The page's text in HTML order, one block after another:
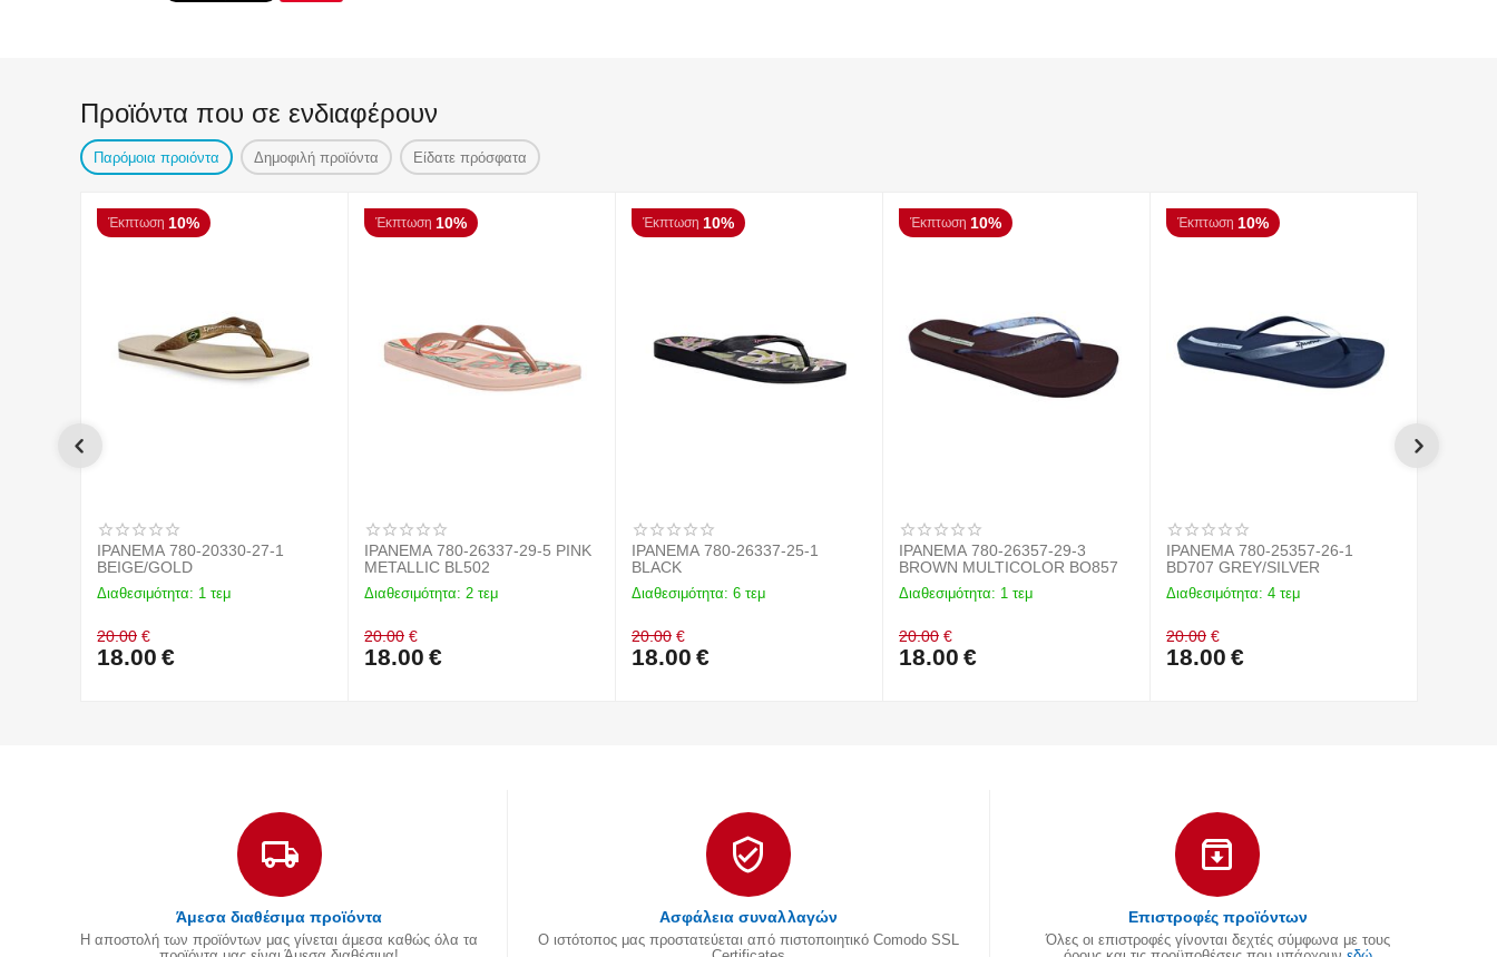
Προϊόντα που σε ενδιαφέρουν
Παρόμοια προιόντα Δημοφιλή προϊόντα Είδατε πρόσφατα
Έκπτωση 10%
IPANEMA 780-20330-27-1
BEIGE/GOLD
Διαθεσιμότητα: 1 τεμ
20.00 €
18.00 €
Έκπτωση 10%
IPANEMA 780-26337-29-5 PINK
METALLIC BL502
Διαθεσιμότητα: 2 τεμ
20.00 €
18.00 €
Έκπτωση 10%
IPANEMA 780-26337-25-1
BLACK
Διαθεσιμότητα: 6 τεμ
20.00 €
18.00 €
Έκπτωση 10%
IPANEMA 780-26357-29-3
BROWN MULTICOLOR BO857
Διαθεσιμότητα: 1 τεμ
20.00 €
18.00 €
Έκπτωση 10%
IPANEMA 780-25357-26-1
BD707 GREY/SILVER
Διαθεσιμότητα: 4 τεμ
20.00 €
18.00 €
Άμεσα διαθέσιμα προϊόντα
Η αποστολή των προϊόντων μας γίνεται άμεσα καθώς όλα τα
Ασφάλεια συναλλαγών
Ο ιστότοπος μας προστατεύεται από πιστοποιητικό Comodo SSL
Επιστροφές προϊόντων
Όλες οι επιστροφές γίνονται δεχτές σύμφωνα με τους